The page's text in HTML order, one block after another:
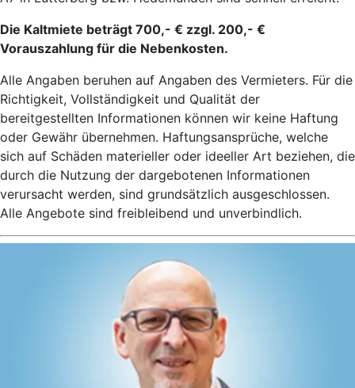
Die Kaltmiete beträgt 700,- € zzgl. 200,- €
Vorauszahlung für die Nebenkosten.
Alle Angaben beruhen auf Angaben des Vermieters. Für die
Richtigkeit, Vollständigkeit und Qualität der
bereitgestellten Informationen können wir keine Haftung
oder Gewähr übernehmen. Haftungsansprüche, welche
sich auf Schäden materieller oder ideeller Art beziehen, die
durch die Nutzung der dargebotenen Informationen
verursacht werden, sind grundsätzlich ausgeschlossen.
Alle Angebote sind freibleibend und unverbindlich.